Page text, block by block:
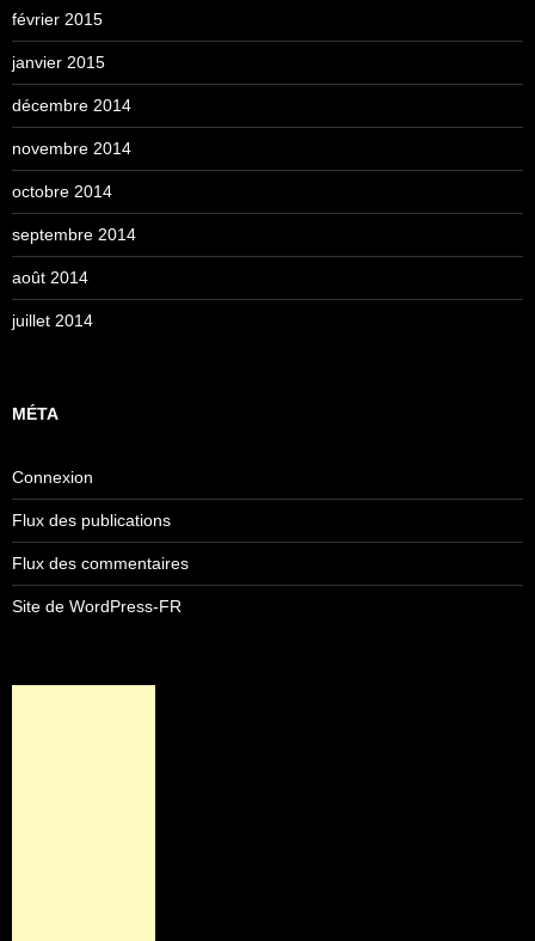
février 2015
janvier 2015
décembre 2014
novembre 2014
octobre 2014
septembre 2014
août 2014
juillet 2014
MÉTA
Connexion
Flux des publications
Flux des commentaires
Site de WordPress-FR